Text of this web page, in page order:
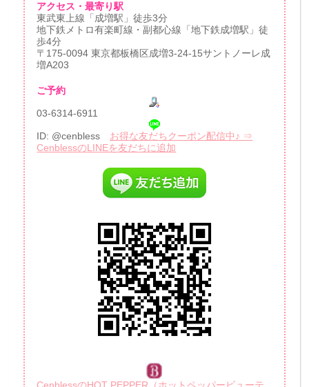
アクセス・最寄り駅
東武東上線「成増駅」徒歩3分
地下鉄メトロ有楽町線・副都心線「地下鉄成増駅」徒
歩4分
〒175-0094 東京都板橋区成増3-24-15サントノーレ成
増A203
ご予約
03-6314-6911
ID: @cenbless お得な友だちクーポン配信中♪ ⇒
CenblessのLINEを友だちに追加